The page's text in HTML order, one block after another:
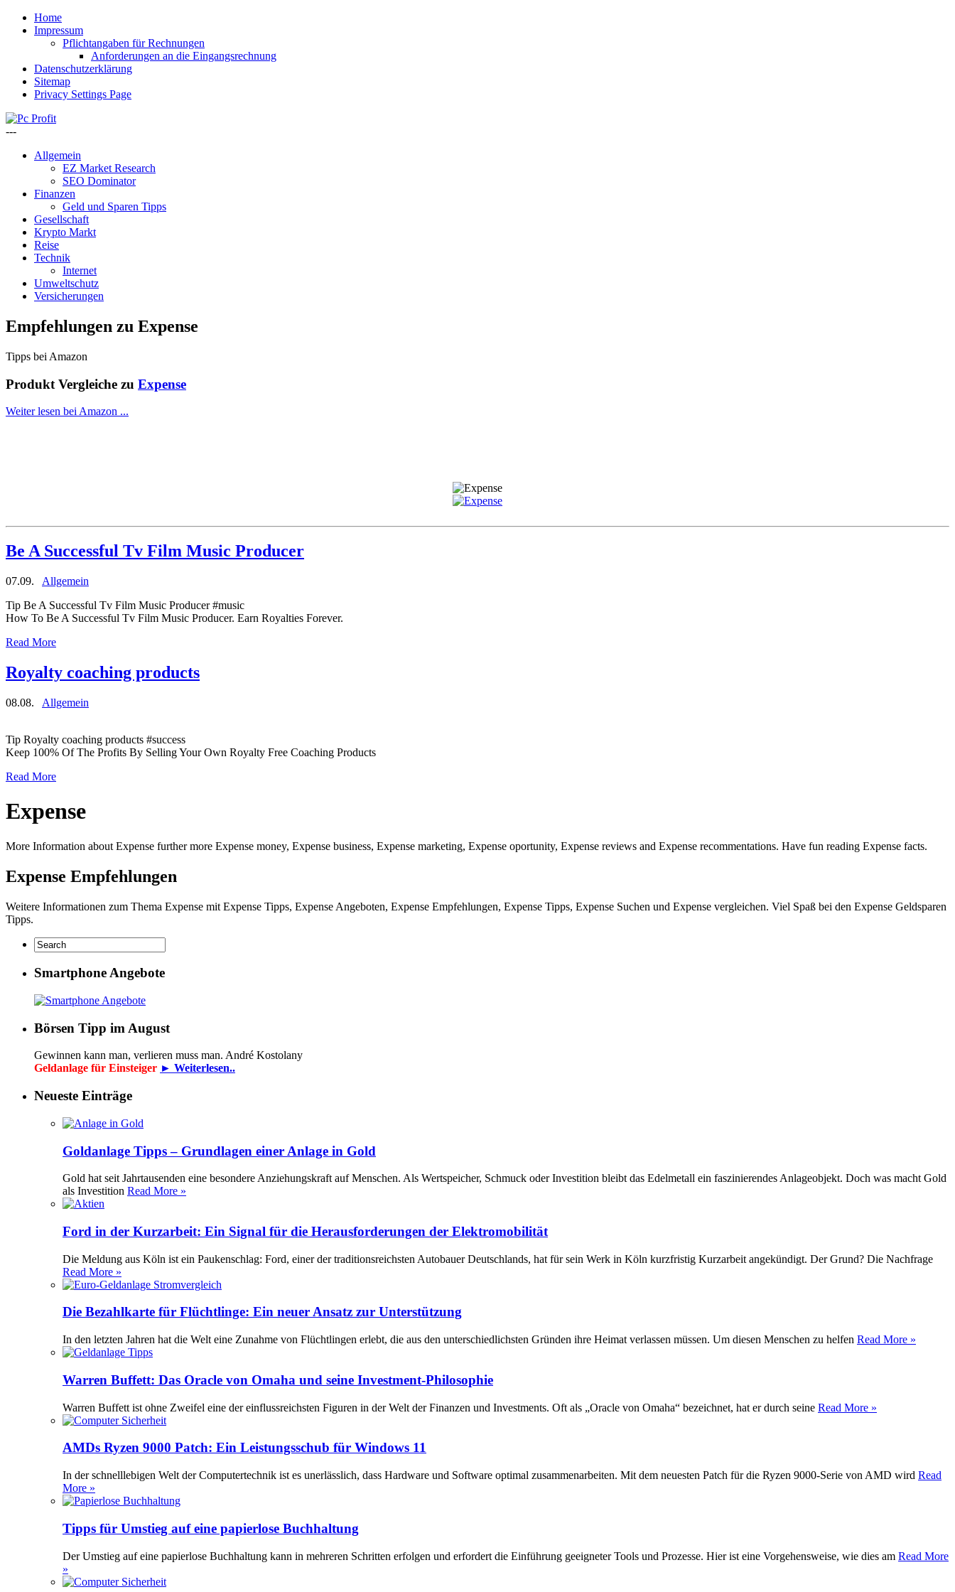
Home
Impressum
Pflichtangaben für Rechnungen
Anforderungen an die Eingangsrechnung
Datenschutzerklärung
Sitemap
Privacy Settings Page
---
Allgemein
EZ Market Research
SEO Dominator
Finanzen
Geld und Sparen Tipps
Gesellschaft
Krypto Markt
Reise
Technik
Internet
Umweltschutz
Versicherungen
Empfehlungen zu Expense
Tipps bei Amazon
Produkt Vergleiche zu Expense
Weiter lesen bei Amazon ...
Be A Successful Tv Film Music Producer
07.09.
Allgemein
Tip Be A Successful Tv Film Music Producer #music
How To Be A Successful Tv Film Music Producer. Earn Royalties Forever.
Read More
Royalty coaching products
08.08. Allgemein
Tip Royalty coaching products #success
Keep 100% Of The Profits By Selling Your Own Royalty Free Coaching Products
Read More
Expense
More Information about Expense further more Expense money, Expense business, Expense marketing, Expense oportunity, Expense reviews and Expense recommentations. Have fun reading Expense facts.
Expense Empfehlungen
Weitere Informationen zum Thema Expense mit Expense Tipps, Expense Angeboten, Expense Empfehlungen, Expense Tipps, Expense Suchen und Expense vergleichen. Viel Spaß bei den Expense Geldsparen
Tipps.
Smartphone Angebote
Börsen Tipp im August
Gewinnen kann man, verlieren muss man. André Kostolany
Geldanlage für Einsteiger ► Weiterlesen..
Neueste Einträge
Goldanlage Tipps – Grundlagen einer Anlage in Gold
Gold hat seit Jahrtausenden eine besondere Anziehungskraft auf Menschen. Als Wertspeicher, Schmuck oder Investition bleibt das Edelmetall ein faszinierendes Anlageobjekt. Doch was macht Gold
als Investition Read More »
Ford in der Kurzarbeit: Ein Signal für die Herausforderungen der Elektromobilität
Die Meldung aus Köln ist ein Paukenschlag: Ford, einer der traditionsreichsten Autobauer Deutschlands, hat für sein Werk in Köln kurzfristig Kurzarbeit angekündigt. Der Grund? Die Nachfrage
Read More »
Die Bezahlkarte für Flüchtlinge: Ein neuer Ansatz zur Unterstützung
In den letzten Jahren hat die Welt eine Zunahme von Flüchtlingen erlebt, die aus den unterschiedlichsten Gründen ihre Heimat verlassen müssen. Um diesen Menschen zu helfen Read More »
Warren Buffett: Das Oracle von Omaha und seine Investment-Philosophie
Warren Buffett ist ohne Zweifel eine der einflussreichsten Figuren in der Welt der Finanzen und Investments. Oft als „Oracle von Omaha“ bezeichnet, hat er durch seine Read More »
AMDs Ryzen 9000 Patch: Ein Leistungsschub für Windows 11
In der schnelllebigen Welt der Computertechnik ist es unerlässlich, dass Hardware und Software optimal zusammenarbeiten. Mit dem neuesten Patch für die Ryzen 9000-Serie von AMD wird Read
More »
Tipps für Umstieg auf eine papierlose Buchhaltung
Der Umstieg auf eine papierlose Buchhaltung kann in mehreren Schritten erfolgen und erfordert die Einführung geeigneter Tools und Prozesse. Hier ist eine Vorgehensweise, wie dies am Read More
»